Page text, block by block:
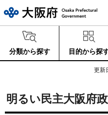
分類から探す 目的から探
更新
明るい民主大阪府